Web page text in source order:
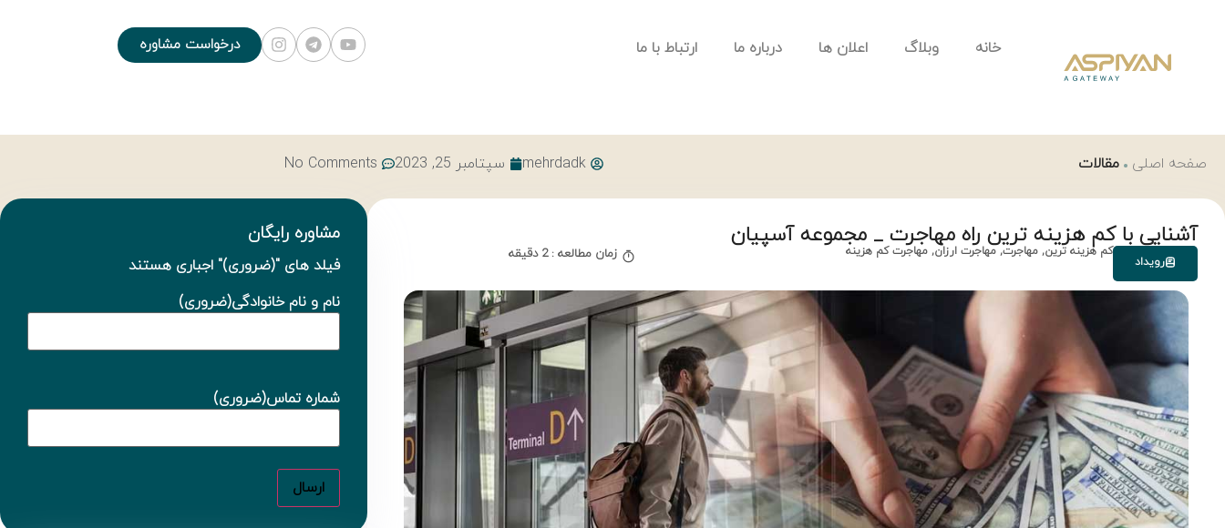
خانه وبلاگ اعلان ها درباره ما ارتباط با ما درخواست مشاوره
صفحه اصلی مقالات mehrdadk سپتامبر 25, 2023 No Comments
آشنایی با کم هزینه ترین راه مهاجرت _ مجموعه آسپیان
رویداد
کم هزینه ترین, مهاجرت, مهاجرت ارزان, مهاجرت کم هزینه زمان مطالعه : 2 دقیقه
مشاوره رایگان
فیلد های "(ضروری)" اجباری هستند
نام و نام خانوادگی(ضروری)
شماره تماس(ضروری)